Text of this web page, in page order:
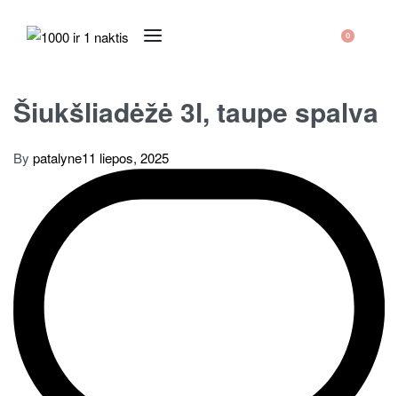
0
Šiukšliadėžė 3l, taupe spalva
By patalyne11 liepos, 2025